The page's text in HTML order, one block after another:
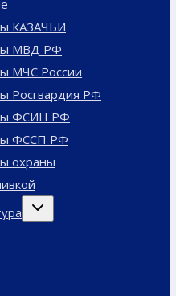
КАЗАЧЬИ
МВД РФ
МЧС России
Росгвардия РФ
ФСИН РФ
ФССП РФ
охраны
Переключить
дочернее